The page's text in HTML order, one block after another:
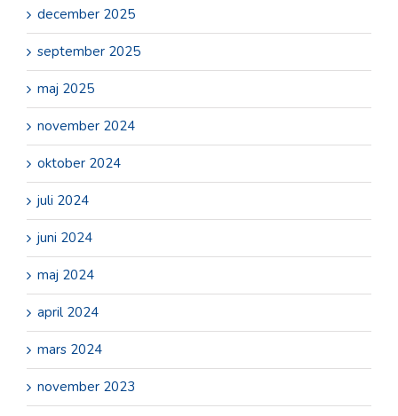
december 2025
september 2025
maj 2025
november 2024
oktober 2024
juli 2024
juni 2024
maj 2024
april 2024
mars 2024
november 2023